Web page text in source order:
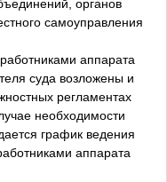
органов
самоуправления
аппарата
суда возложены и
регламентах
необходимости
график ведения
аппарата